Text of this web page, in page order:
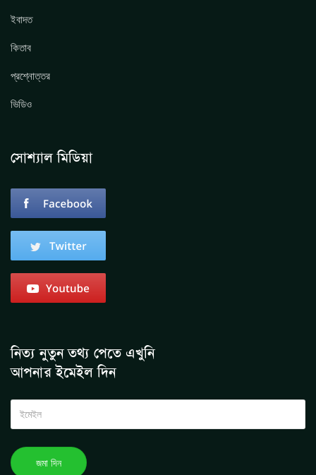
ইবাদত
কিতাব
প্রশ্নোত্তর
ভিডিও
সোশ্যাল মিডিয়া
নিত্য নুতুন তথ্য পেতে এখুনি
আপনার ইমেইল দিন